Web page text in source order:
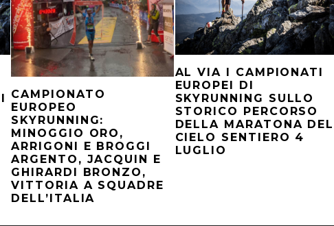
CAMPIONATO
EUROPEO
SKYRUNNING:
MINOGGIO ORO,
ARRIGONI E BROGGI
ARGENTO, JACQUIN E
GHIRARDI BRONZO,
VITTORIA A SQUADRE
DELL’ITALIA
AL VIA I CAMPIONATI
EUROPEI DI
SKYRUNNING SULLO
STORICO PERCORSO
DELLA MARATONA DEL
CIELO SENTIERO 4
LUGLIO